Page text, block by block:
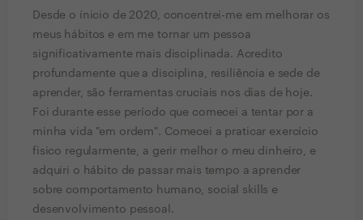
Desde o ínicio de 2020, concentrei-me em melhorar os
meus hábitos e em me tornar um pessoa
significativamente mais disciplinada. Acredito
profundamente que a disciplina, resiliência e sede de
aprender, são ferramentas cruciais nos dias de hoje.
Foi durante esse período que comecei a tentar por a
minha vida "em ordem". Comecei a praticar exercício
fisico regularmente, a gerir melhor o meu dinheiro, e
adquiri o hábito de passar mais tempo a aprender
sobre comportamento humano, social skills e
desenvolvimento pessoal.